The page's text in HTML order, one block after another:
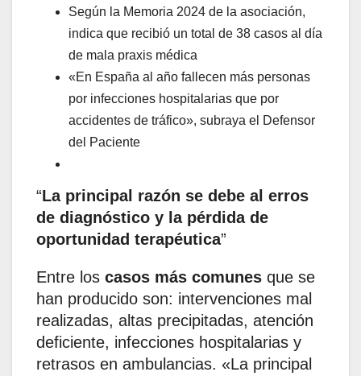
Según la Memoria 2024 de la asociación,
indica que recibió un total de 38 casos al día
de mala praxis médica
«En España al año fallecen más personas
por infecciones hospitalarias que por
accidentes de tráfico», subraya el Defensor
del Paciente
La principal razón se debe al erros
de diagnóstico y la pérdida de
oportunidad terapéutica
Entre los casos más comunes que se
han producido son: intervenciones mal
realizadas, altas precipitadas, atención
deficiente, infecciones hospitalarias y
retrasos en ambulancias. «La principal